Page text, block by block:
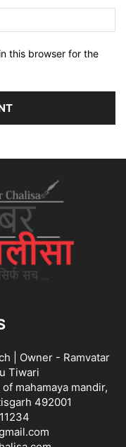
this browser for the
| Owner - Ramvatar
Tiwari
mahamaya mandir,
492001